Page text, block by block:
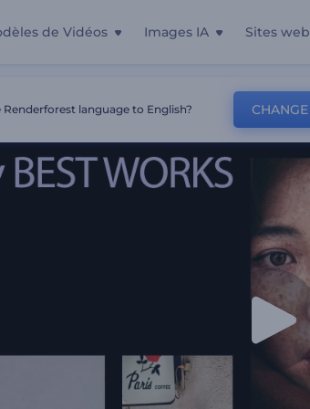
de Vidéos Images IA Sites web
language to English? CHANGE